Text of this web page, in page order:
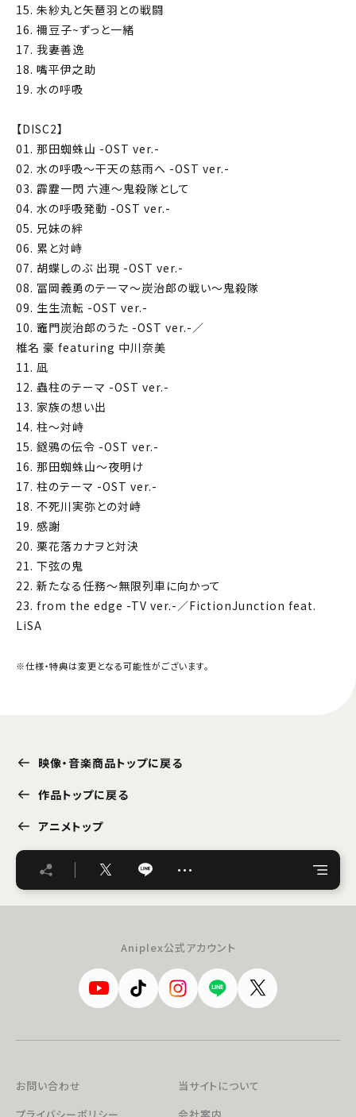
15. 朱紗丸と矢琶羽との戦闘
16. 禰󠄀豆子~ずっと一緒
17. 我妻善逸
18. 嘴平伊之助
19. 水の呼吸
【DISC2】
01. 那田蜘蛛山 -OST ver.-
02. 水の呼吸～干天の慈雨へ -OST ver.-
03. 霹靂一閃 六連～鬼殺隊として
04. 水の呼吸発動 -OST ver.-
05. 兄妹の絆
06. 累と対峙
07. 胡蝶しのぶ 出現 -OST ver.-
08. 冨岡義勇のテーマ～炭治郎の戦い～鬼殺隊
09. 生生流転 -OST ver.-
10. 竈門炭治郎のうた -OST ver.-／
椎名 豪 featuring 中川奈美
11. 凪
12. 蟲柱のテーマ -OST ver.-
13. 家族の想い出
14. 柱～対峙
15. 鎹鴉の伝令 -OST ver.-
16. 那田蜘蛛山～夜明け
17. 柱のテーマ -OST ver.-
18. 不死川実弥との対峙
19. 感謝
20. 栗花落カナヲと対決
21. 下弦の鬼
22. 新たなる任務～無限列車に向かって
23. from the edge -TV ver.-／FictionJunction feat.
LiSA
※仕様・特典は変更となる可能性がございます。
映像・音楽商品トップに戻る
作品トップに戻る
アニメトップ
…
Aniplex公式アカウント
お問い合わせ
当サイトについて
プライバシーポリシー
会社案内